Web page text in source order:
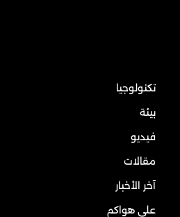
تكنولوجيا
بيئة
فيديو
مقالات
آخر الأخبار
على هواكم